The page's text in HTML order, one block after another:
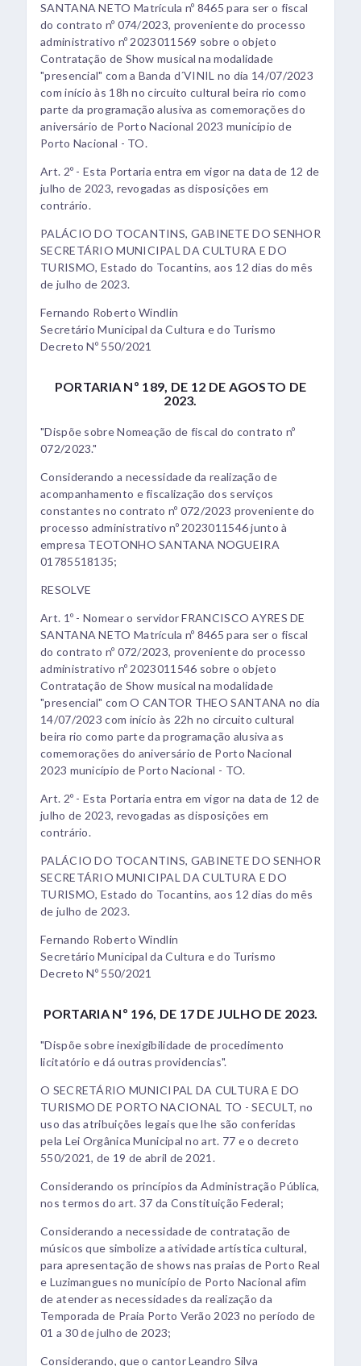
SANTANA NETO Matrícula nº 8465 para ser o fiscal
do contrato nº 074/2023, proveniente do processo
administrativo nº 2023011569 sobre o objeto
Contratação de Show musical na modalidade
"presencial" com a Banda d´VINIL no dia 14/07/2023
com início às 18h no circuito cultural beira rio como
parte da programação alusiva as comemorações do
aniversário de Porto Nacional 2023 município de
Porto Nacional - TO.
Art. 2º - Esta Portaria entra em vigor na data de 12 de
julho de 2023, revogadas as disposições em
contrário.
PALÁCIO DO TOCANTINS, GABINETE DO SENHOR
SECRETÁRIO MUNICIPAL DA CULTURA E DO
TURISMO, Estado do Tocantins, aos 12 dias do mês
de julho de 2023.
Fernando Roberto Windlin
Secretário Municipal da Cultura e do Turismo
Decreto Nº 550/2021
PORTARIA Nº 189, DE 12 DE AGOSTO DE
2023.
"Dispõe sobre Nomeação de fiscal do contrato nº
072/2023."
Considerando a necessidade da realização de
acompanhamento e fiscalização dos serviços
constantes no contrato nº 072/2023 proveniente do
processo administrativo nº 2023011546 junto à
empresa TEOTONHO SANTANA NOGUEIRA
01785518135;
RESOLVE
Art. 1º - Nomear o servidor FRANCISCO AYRES DE
SANTANA NETO Matrícula nº 8465 para ser o fiscal
do contrato nº 072/2023, proveniente do processo
administrativo nº 2023011546 sobre o objeto
Contratação de Show musical na modalidade
"presencial" com O CANTOR THEO SANTANA no dia
14/07/2023 com início às 22h no circuito cultural
beira rio como parte da programação alusiva as
comemorações do aniversário de Porto Nacional
2023 município de Porto Nacional - TO.
Art. 2º - Esta Portaria entra em vigor na data de 12 de
julho de 2023, revogadas as disposições em
contrário.
PALÁCIO DO TOCANTINS, GABINETE DO SENHOR
SECRETÁRIO MUNICIPAL DA CULTURA E DO
TURISMO, Estado do Tocantins, aos 12 dias do mês
de julho de 2023.
Fernando Roberto Windlin
Secretário Municipal da Cultura e do Turismo
Decreto Nº 550/2021
PORTARIA Nº 196, DE 17 DE JULHO DE 2023.
"Dispõe sobre inexigibilidade de procedimento
licitatório e dá outras providencias".
O SECRETÁRIO MUNICIPAL DA CULTURA E DO
TURISMO DE PORTO NACIONAL TO - SECULT, no
uso das atribuições legais que lhe são conferidas
pela Lei Orgânica Municipal no art. 77 e o decreto
550/2021, de 19 de abril de 2021.
Considerando os princípios da Administração Pública,
nos termos do art. 37 da Constituição Federal;
Considerando a necessidade de contratação de
músicos que simbolize a atividade artística cultural,
para apresentação de shows nas praias de Porto Real
e Luzimangues no município de Porto Nacional afim
de atender as necessidades da realização da
Temporada de Praia Porto Verão 2023 no período de
01 a 30 de julho de 2023;
Considerando, que o cantor Leandro Silva